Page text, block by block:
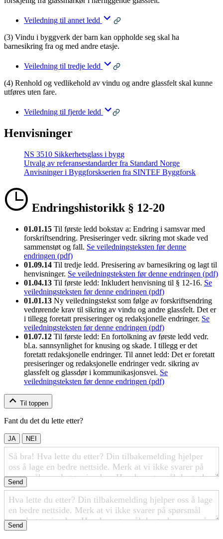
Veiledning til annet ledd
(3) Vindu i byggverk der barn kan oppholde seg skal ha
barnesikring fra og med andre etasje.
Veiledning til tredje ledd
(4) Renhold og vedlikehold av vindu og andre glassfelt skal kunne
utføres uten fare.
Veiledning til fjerde ledd
Henvisninger
NS 3510 Sikkerhetsglass i bygg
Utvalg av referansestandarder fra Standard Norge
Anvisninger i Byggforskserien fra SINTEF Byggforsk
Endringshistorikk § 12-20
01.01.15 Til første ledd bokstav a: Endring i samsvar med
forskriftsendring. Presiseringer vedr. sikring mot skade ved
sammenstøt og fall. Se veiledningsteksten før denne
endringen (pdf)
01.09.14 Til tredje ledd. Presisering av barnesikring og lagt til
henvisninger. Se veiledningsteksten før denne endringen (pdf)
01.04.13 Til første ledd: Inkludert henvisning til § 12-16. Se
veiledningsteksten før denne endringen (pdf)
01.01.13 Ny veiledningstekst som følge av forskriftsendring
vedrørende krav til sikring av vindu og andre glassfelt. Det er
i tillegg foretatt presiseringer og redaksjonelle endringer. Se
veiledningsteksten før denne endringen (pdf)
01.07.12 Til første ledd: En fortolkning av første ledd vedr.
bl.a. sannsynlighet for knusing og skade. I tillegg er det
foretatt redaksjonelle endringer. Til annet ledd: Det er foretatt
presiseringer og redaksjonelle endringer vedr. sikring av
glassfelt og glassdør i kommunikasjonsvei. Se
veiledningsteksten før denne endringen (pdf)
Til toppen
Fant du det du lette etter?
JA NEI
Send
Send